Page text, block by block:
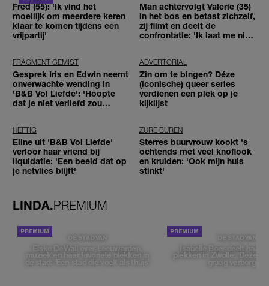
Fred (55): 'Ik vind het
moeilijk om meerdere keren
klaar te komen tijdens een
vrijpartij'
Man achtervolgt Valerie (35)
in het bos en betast zichzelf,
zij filmt en deelt de
confrontatie: 'Ik laat me niet
FRAGMENT GEMIST
Gesprek Iris en Edwin neemt
onverwachte wending in
'B&B Vol Liefde': 'Hoopte
dat je niet verliefd zou
ADVERTORIAL
Zin om te bingen? Déze
(iconische) queer series
verdienen een plek op je
kijklijst
HEFTIG
Eline uit 'B&B Vol Liefde'
verloor haar vriend bij
liquidatie: 'Een beeld dat op
je netvlies blijft'
ZURE BUREN
Sterres buurvrouw kookt 's
ochtends met veel knoflook
en kruiden: 'Ook mijn huis
stinkt'
LINDA.PREMIUM
DE STAD VAN
Elske DeWall over Leeuwarden,
muziek en haar favoriete plekken in
de stad: 'Een stad die voelt als thuis'
DE STAD VAN
Isabelle Boer deelt haar
plekken in Zwolle: 'Deze
graag verborgen'